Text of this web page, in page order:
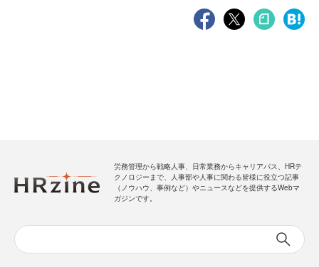
労務管理から戦略人事、日常業務からキャリアパス、HRテ
クノロジーまで、人事部や人事に関わる皆様に役立つ記事
（ノウハウ、事例など）やニュースなどを提供するWebマ
ガジンです。